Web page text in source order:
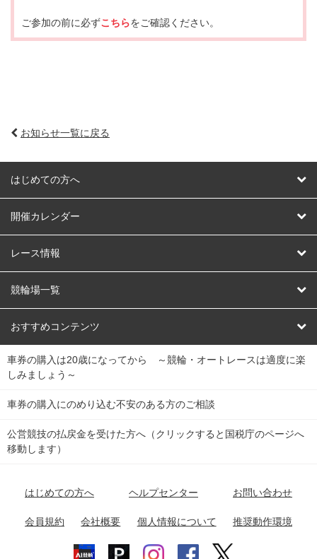
ご参加の前に必ずこちらをご確認ください。
お知らせ一覧に戻る
はじめての方へ
はじめての方へ
開催カレンダー
競輪
オートレース
競輪くじ
Dokanto!
チャリロトプラザ
レース情報
レース予想
レース結果
キャリーオーバー一覧
競輪場一覧
北日本 函館競輪場
関
東
弥彦競輪場 前橋競輪場 取手競輪場 宇都宮競輪場
関
東
小田原競輪場
名古屋競輪場 岐阜競輪場 大垣競輪場 豊橋競輪場
富山競輪場 松阪競輪場 四日市競輪場
福井競輪場 奈良競輪場 向日町競輪場
おすすめコンテンツ
競輪選手情報
Perfecta Navi
netkeirin
車券の購入は20歳になってから ～競輪・オートレースは適度に楽
しみましょう～
車券の購入にのめり込む不安のある方のご相談
公営競技の払戻金を受けた方へ（クリックすると国税庁のページへ
移動します）
はじめての方へ ヘルプセンター お問い合わせ
会員規約 会社概要 個人情報について 推奨動作環境